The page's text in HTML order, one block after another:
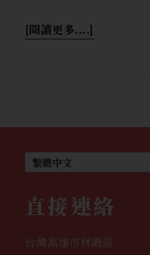
[閱讀更多....]
繁體中文
直接連絡
台灣高雄市林園區